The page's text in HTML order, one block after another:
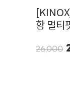
함 멀티
26,000